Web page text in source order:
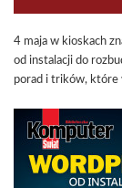
4 maja w kioskach
od instalacji do
porad i trików, które